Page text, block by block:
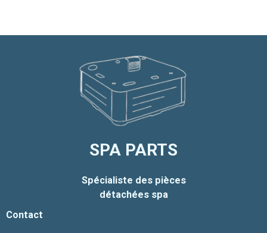
SPA PARTS
Spécialiste des pièces
détachées spa
Contact